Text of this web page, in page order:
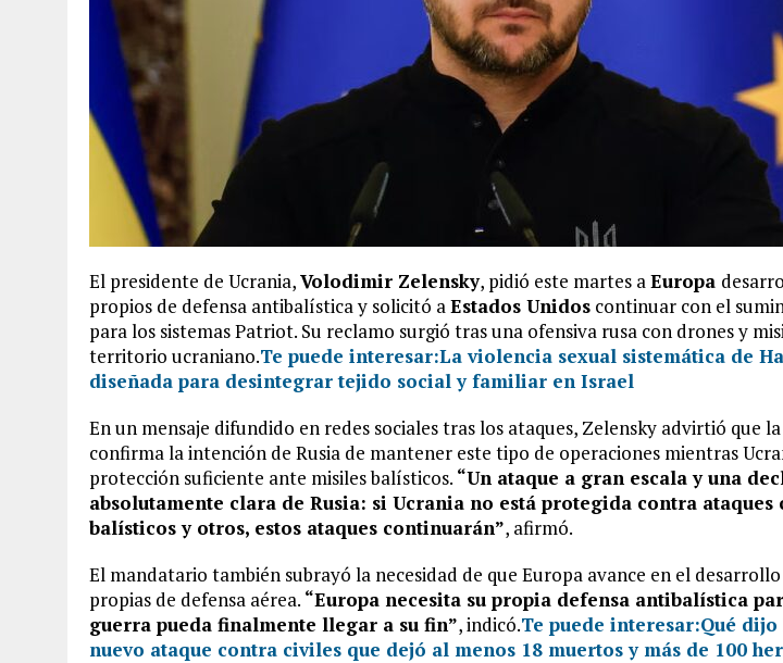
El presidente de Ucrania,Volodimir Zelensky, pidió este martes aEuropa
propios de defensa antibalística y solicitó aEstados Unidos continuar con el
para los sistemas Patriot. Su reclamo surgió tras una ofensiva rusa con drones y
territorio ucraniano.Te puede interesar:La violencia sexual sistemática de
diseñada para desintegrar tejido social y familiar en Israel
En un mensaje difundido en redes sociales tras los ataques, Zelensky advirtió que
confirma la intención de Rusia de mantener este tipo de operaciones mientras
protección suficiente ante misiles balísticos. “Un ataque a gran escala y una
absolutamente clara de Rusia: si Ucrania no está protegida contra ataques
balísticos y otros, estos ataques continuarán”, afirmó.
El mandatario también subrayó la necesidad de que Europa avance en el
propias de defensa aérea. “Europa necesita su propia defensa antibalística
guerra pueda finalmente llegar a su fin”, indicó.Te puede interesar:Qué
nuevo ataque contra civiles que dejó al menos 18 muertos y más de 100